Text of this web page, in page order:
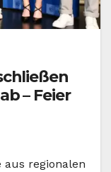
– Feier
regionalen